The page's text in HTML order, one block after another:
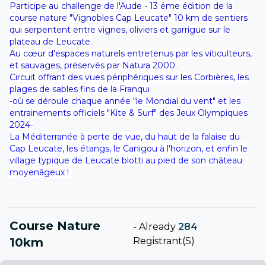
Participe au challenge de l'Aude - 13 éme édition de la
course nature "Vignobles Cap Leucate" 10 km de sentiers
qui serpentent entre vignes, oliviers et garrigue sur le
plateau de Leucate.
Au cœur d'espaces naturels entretenus par les viticulteurs,
et sauvages, préservés par Natura 2000.
Circuit offrant des vues périphériques sur les Corbières, les
plages de sables fins de la Franqui
-où se déroule chaque année "le Mondial du vent" et les
entrainements officiels "Kite & Surf" des Jeux Olympiques
2024-
La Méditerranée à perte de vue, du haut de la falaise du
Cap Leucate, les étangs, le Canigou à l'horizon, et enfin le
village typique de Leucate blotti au pied de son château
moyenâgeux !
Course Nature
10km
- Already 284
Registrant(s)